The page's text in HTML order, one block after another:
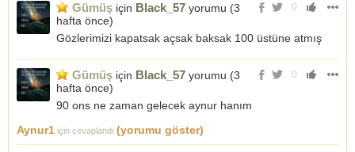
0
Gümüş için Black_57 yorumu (3
hafta önce)
Gözlerimizi kapatsak açsak baksak 100 üstüne atmış
0
Gümüş için Black_57 yorumu (3
hafta önce)
90 ons ne zaman gelecek aynur hanım
Aynur1 için cevaplandı (yorumu göster)